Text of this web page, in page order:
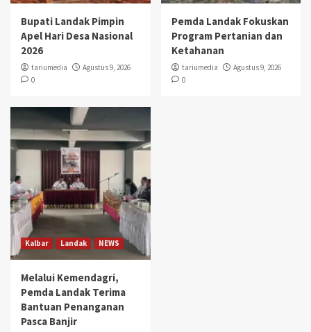
Bupati Landak Pimpin
Apel Hari Desa Nasional
2026
tariumedia
Agustus 9, 2026
0
Pemda Landak Fokuskan
Program Pertanian dan
Ketahanan
tariumedia
Agustus 9, 2026
0
Kalbar Landak NEWS
Melalui Kemendagri,
Pemda Landak Terima
Bantuan Penanganan
Pasca Banjir